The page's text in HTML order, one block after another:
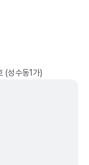
(성수동1가)